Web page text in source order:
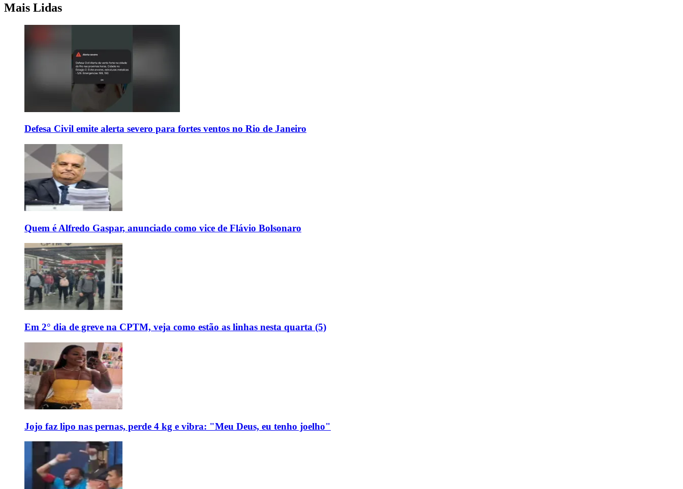
Mais Lidas
Defesa Civil emite alerta severo para fortes ventos no Rio de Janeiro
Quem é Alfredo Gaspar, anunciado como vice de Flávio Bolsonaro
Em 2° dia de greve na CPTM, veja como estão as linhas nesta quarta (5)
Jojo faz lipo nas pernas, perde 4 kg e vibra: "Meu Deus, eu tenho joelho"